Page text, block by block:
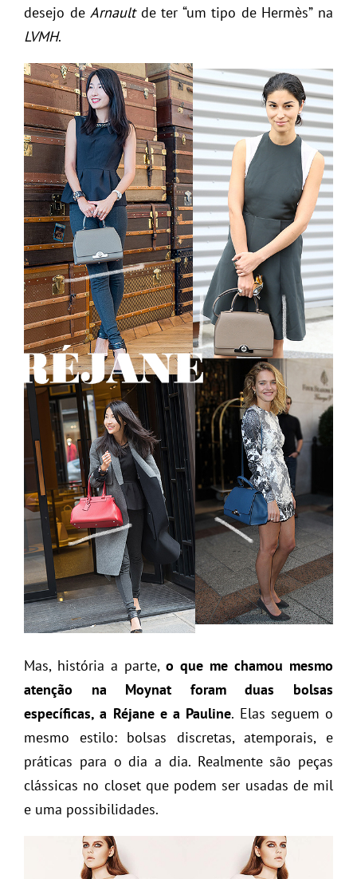
desejo deArnaultde ter “um tipo de Hermès” na
LVMH.
Mas, história a parte, o que me chamou mesmo
atenção na Moynat foram duas bolsas
específicas, a Réjane e a Pauline. Elas seguem o
mesmo estilo: bolsas discretas, atemporais, e
práticas para o dia a dia. Realmente são peças
clássicas no closet que podem ser usadas de mil
e uma possibilidades.